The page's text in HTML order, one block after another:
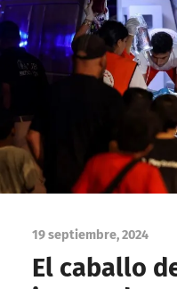
19 septiembre, 2024
El caballo